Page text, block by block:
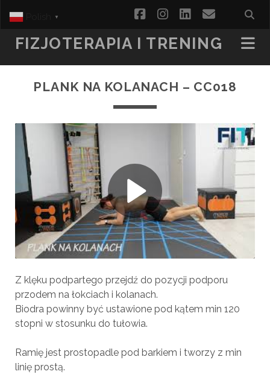
facebookinstagram
linkedinemail
FIZJOTERAPIA I TRENING
PLANK NA KOLANACH – CC018
Z klęku podpartego przejdź do pozycji podporu
przodem na łokciach i kolanach.
Biodra powinny być ustawione pod kątem min 120
stopni w stosunku do tułowia.
Ramię jest prostopadle pod barkiem i tworzy z min
linię prostą.
▼